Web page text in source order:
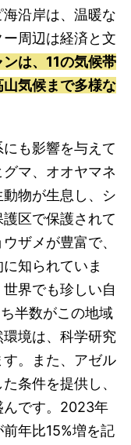
沿岸は、温暖な
周辺は経済と文
は、11の気候帯
気候まで多様な
も影響を与えて
マ、オオヤマネ
物が生息し、シ
区で保護されて
ザメが豊富で、
知られていま
界でも珍しい自
半数がこの地域
境は、科学研究
。また、アゼル
条件を提供し、
んです。2023年
年比15%増を記